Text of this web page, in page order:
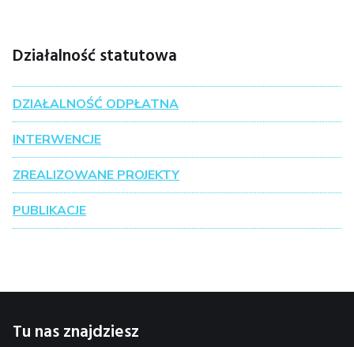
Działalność statutowa
DZIAŁALNOŚĆ ODPŁATNA
INTERWENCJE
ZREALIZOWANE PROJEKTY
PUBLIKACJE
Tu nas znajdziesz